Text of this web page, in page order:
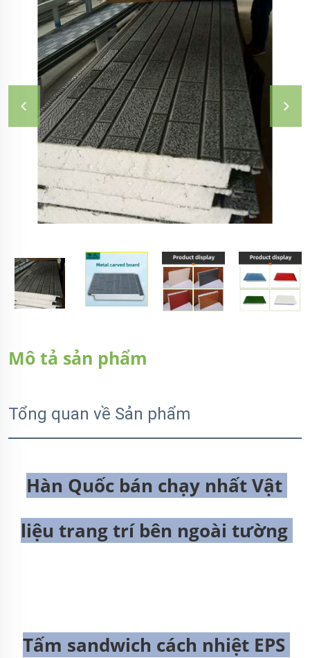
Mô tả sản phẩm
Tổng quan về Sản phẩm
Hàn Quốc bán chạy nhất Vật
liệu trang trí bên ngoài tường
Tấm sandwich cách nhiệt EPS